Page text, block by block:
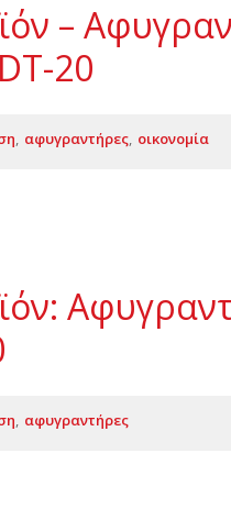
–
20
αφυγραντήρες οικονομία
αφυγραντήρες